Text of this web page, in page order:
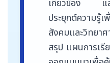
เกี่ยวข้อง และ
ประยุกต์ความรู้
สังคมและวิทยา
สรุป แผนการเ